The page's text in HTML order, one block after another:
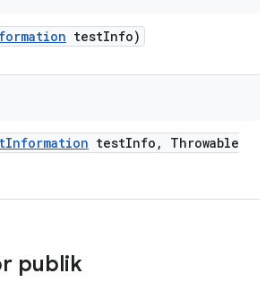
testInfo)
Information testInfo ,
Throwable
publik